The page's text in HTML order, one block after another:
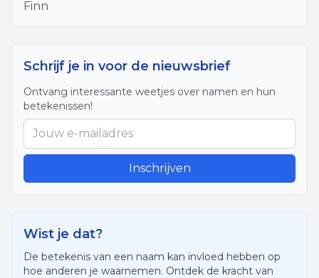
Finn
Schrijf je in voor de nieuwsbrief
Ontvang interessante weetjes over namen en hun
betekenissen!
Inschrijven
Wist je dat?
De betekenis van een naam kan invloed hebben op
hoe anderen je waarnemen. Ontdek de kracht van